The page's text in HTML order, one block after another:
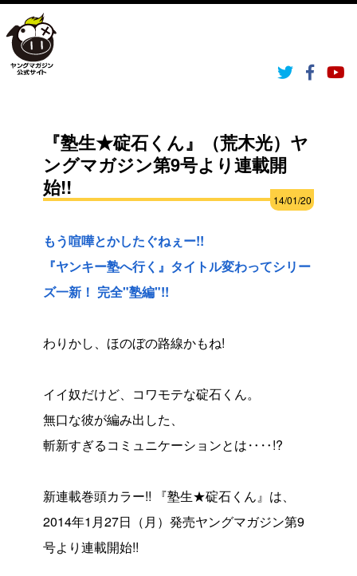
『塾生★碇石くん』（荒木光）ヤ
ングマガジン第9号より連載開
始!!
14/01/20
もう喧嘩とかしたぐねぇー!!
『ヤンキー塾へ行く』タイトル変わってシリー
ズ一新！ 完全"塾編"!!
わりかし、ほのぼの路線かもね!
イイ奴だけど、コワモテな碇石くん。
無口な彼が編み出した、
斬新すぎるコミュニケーションとは‥‥!?
新連載巻頭カラー!! 『塾生★碇石くん』は、
2014年1月27日（月）発売ヤングマガジン第9
号より連載開始!!